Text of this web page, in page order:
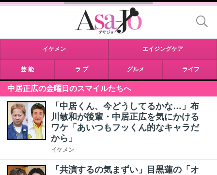
イケメン エイジングケア
芸 能 ラ ブ グルメ ライフ
中居正広の金曜日のスマイルたちへ
「中居くん、今どうしてるかな…」布
川敏和が後輩・中居正広を気にかける
ワケ「あいつもフッくん的なキャラだ
から」
イケメン
「共演するの気まずい」目黒蓮の「オ